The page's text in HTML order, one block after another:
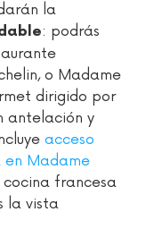
la
: podrás
o Madame
dirigido por
antelación y
acceso
Madame
cocina francesa
la vista